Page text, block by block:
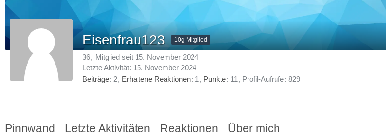
Eisenfrau123 10g Mitglied
36
Mitglied seit 15. November 2024
Letzte Aktivität: 15. November 2024
Beiträge 2 Erhaltene Reaktionen 1 Punkte 11 Profil-Aufrufe 829
Pinnwand Letzte Aktivitäten Reaktionen Über mich